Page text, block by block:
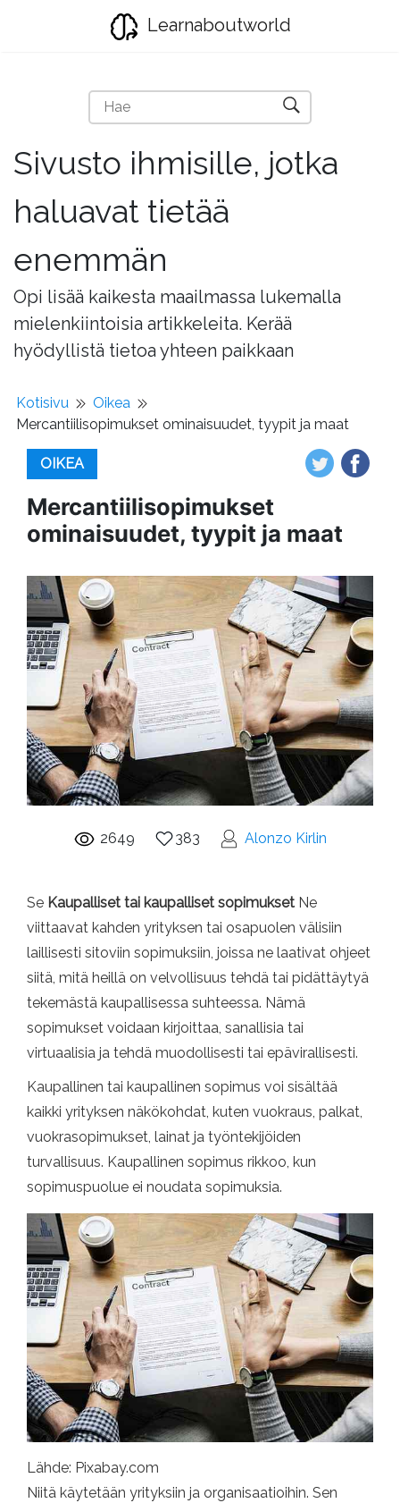
Learnaboutworld
Sivusto ihmisille, jotka
haluavat tietää
enemmän
Opi lisää kaikesta maailmassa lukemalla
mielenkiintoisia artikkeleita. Kerää
hyödyllistä tietoa yhteen paikkaan
Kotisivu
Oikea
Mercantiilisopimukset ominaisuudet, tyypit ja maat
OIKEA
Mercantiilisopimukset
ominaisuudet, tyypit ja maat
2649 383 Alonzo Kirlin
Se Kaupalliset tai kaupalliset sopimukset Ne
viittaavat kahden yrityksen tai osapuolen välisiin
laillisesti sitoviin sopimuksiin, joissa ne laativat ohjeet
siitä, mitä heillä on velvollisuus tehdä tai pidättäytyä
tekemästä kaupallisessa suhteessa. Nämä
sopimukset voidaan kirjoittaa, sanallisia tai
virtuaalisia ja tehdä muodollisesti tai epävirallisesti.
Kaupallinen tai kaupallinen sopimus voi sisältää
kaikki yrityksen näkökohdat, kuten vuokraus, palkat,
vuokrasopimukset, lainat ja työntekijöiden
turvallisuus. Kaupallinen sopimus rikkoo, kun
sopimuspuolue ei noudata sopimuksia.
Lähde: Pixabay.com
Niitä käytetään yrityksiin ja organisaatioihin. Sen